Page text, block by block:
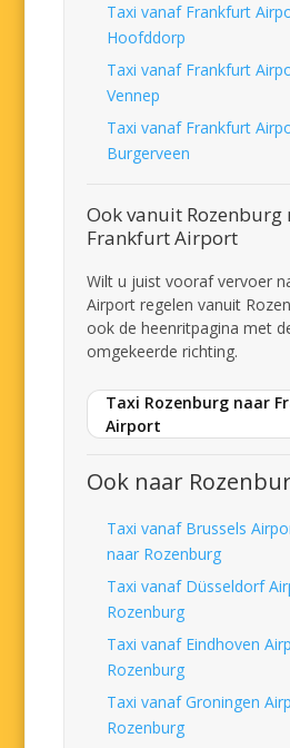
Taxi vanaf Frankfurt
Hoofddorp
Taxi vanaf Frankfurt
Vennep
Taxi vanaf Frankfurt
Burgerveen
Ook vanuit Rozenburg
Frankfurt Airport
Wilt u juist vooraf vervoer
Airport regelen vanuit
ook de heenritpagina met
omgekeerde richting.
Taxi Rozenburg naar
Airport
Ook naar
Taxi vanaf Brussels
naar Rozenburg
Taxi vanaf Düsseldorf
Rozenburg
Taxi vanaf Eindhoven
Rozenburg
Taxi vanaf Groningen
Rozenburg